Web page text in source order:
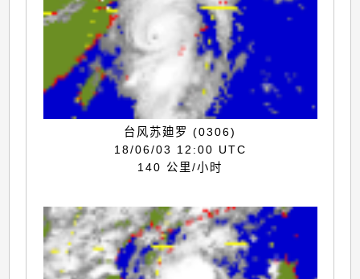
台风苏廸罗 (0306)
18/06/03 12:00 UTC
140 公里/小时